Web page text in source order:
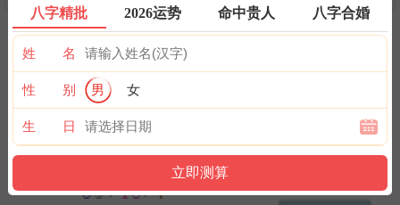
八字精批 2026运势 命中贵人 八字合婚
姓 名
性 别 男 女
生 日